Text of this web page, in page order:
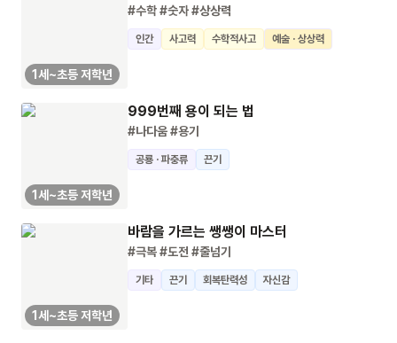
1세~초등 저학년
#수학#숫자#상상력
인간 사고력 수학적사고 예술 · 상상력
1세~초등 저학년
999번째 용이 되는 법
#나다움#용기
공룡 · 파충류 끈기
1세~초등 저학년
바람을 가르는 쌩쌩이 마스터
#극복#도전 #줄넘기
기타 끈기 회복탄력성 자신감